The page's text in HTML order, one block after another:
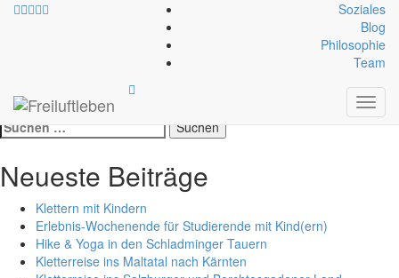
Soziales
Blog
Philosophie
Team
Schlagwort: cerro torre
Test Suche /Test Suche
Suche
nach:
Neueste Beiträge
Klettern mit Kindern
Erlebnis-Wochenende für Studierende mit Kind(ern)
Hike & Yoga in den Schladminger Tauern
Kletterreise ins Maltatal nach Kärnten